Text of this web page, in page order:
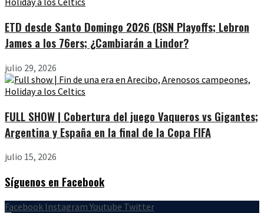
ETD desde Santo Domingo 2026 (BSN Playoffs; Lebron
James a los 76ers; ¿Cambiarán a Lindor?
julio 29, 2026
FULL SHOW | Cobertura del juego Vaqueros vs Gigantes;
Argentina y España en la final de la Copa FIFA
julio 15, 2026
Síguenos en Facebook
Facebook Instagram Youtube Twitter